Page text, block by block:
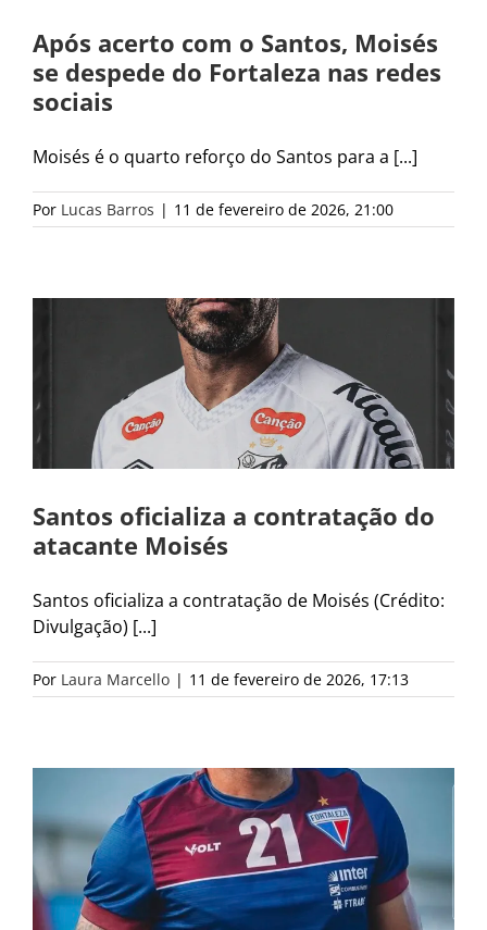
Após acerto com o Santos, Moisés
se despede do Fortaleza nas redes
sociais
Moisés é o quarto reforço do Santos para a [...]
Por Lucas Barros | 11 de fevereiro de 2026, 21:00
Santos oficializa a contratação do
atacante Moisés
Santos oficializa a contratação de Moisés (Crédito:
Divulgação) [...]
Por Laura Marcello | 11 de fevereiro de 2026, 17:13